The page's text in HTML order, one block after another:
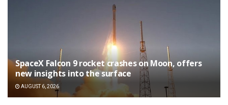
SpaceX Falcon 9 rocket crashes on Moon, offers
new insights into the surface
AUGUST 6, 2026